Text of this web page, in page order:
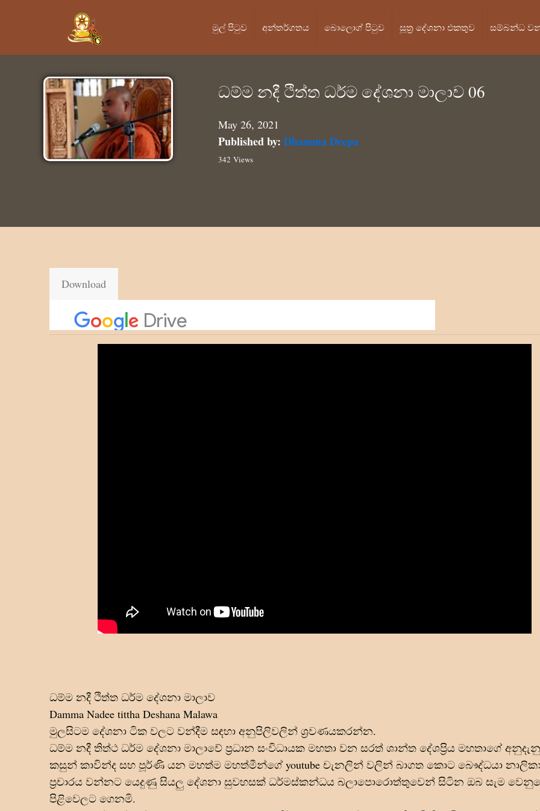
මුල් පි‍ටුව අන්තර්ගතය බොලොග් පි‍ටුව සූත්‍ර දේශනා එකතුව සම්බන්ධ
ධම්ම නදී ථිත්ත ධර්ම දේශනා මාලාව 06
May 26, 2021
Published by: Dhamma Deepa
342 Views
Download
ධම්ම නදී ථිත්ත ධර්ම දේශනා මාලාව
Damma Nadee tittha Deshana Malawa
මුලසිටම දේශනා ටික වලට වන්දීම සඳහා අනුපිලිවලින් ශ්රවණයකරන්න.
ධම්ම නදී තිත්ථ ධර්ම දේශනා මාලාවේ ප්රධාන සංවිධායක මහතා වන සරත් ශාන්ත දේශප්රිය මහතාගේ
කසුන් කාවින්ද සහ පූර්ණි යන මහත්ම මහත්මීන්ගේ youtube චැනලින් වලින් බාගත කොට බෞද්ධයා
ප්රචාරය වන්නට යෙදුණු සියලු දේශනා සුවහසක් ධර්මස්කන්ධය බලාපොරොත්තුවෙන් සිටින ඔබ සැම
පිළිවෙලට ගෙනමි.